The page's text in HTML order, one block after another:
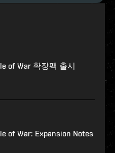
of War 확장팩 출시
of War: Expansion Notes